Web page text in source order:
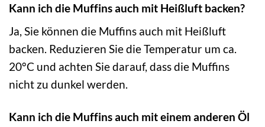
Kann ich die Muffins auch mit Heißluft backen?
Ja, Sie können die Muffins auch mit Heißluft
backen. Reduzieren Sie die Temperatur um ca.
20°C und achten Sie darauf, dass die Muffins
nicht zu dunkel werden.
Kann ich die Muffins auch mit einem anderen Öl